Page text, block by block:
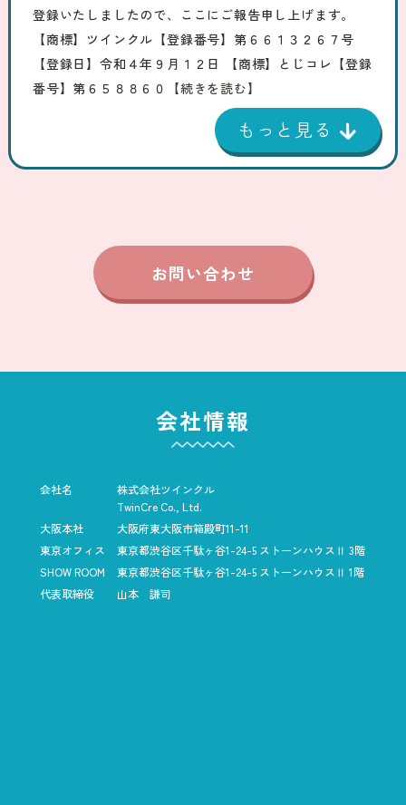
登録いたしましたので、ここにご報告申し上げます。
【商標】ツインクル【登録番号】第６６１３２６７号
【登録日】令和４年９月１２日 【商標】とじコレ【登録
番号】第６５８８６０
【続きを読む】
お問い合わせ
会社情報
会社名
株式会社ツインクル
TwinCre Co., Ltd.
大阪本社
大阪府東大阪市箱殿町11-11
東京オフィス
東京都渋谷区千駄ヶ谷1-24-5 ストーンハウスⅡ 3階
SHOW ROOM
東京都渋谷区千駄ヶ谷1-24-5 ストーンハウスⅡ 1階
代表取締役
山本 謙司